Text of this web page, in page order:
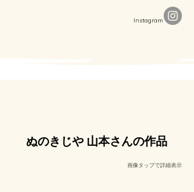
​Instagram
ぬのきじや 山本さんの作品
​画像タップで詳細表示